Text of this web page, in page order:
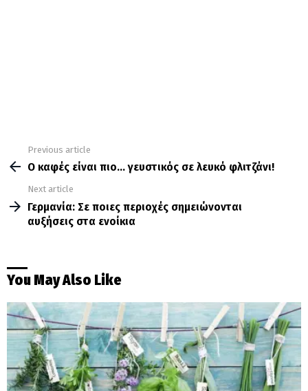
more
Previous article
Ο καφές είναι πιο… γευστικός σε λευκό φλιτζάνι!
Next article
Γερμανία: Σε ποιες περιοχές σημειώνονται
αυξήσεις στα ενοίκια
You May Also Like